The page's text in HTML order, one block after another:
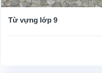
Từ vựng lớp 9